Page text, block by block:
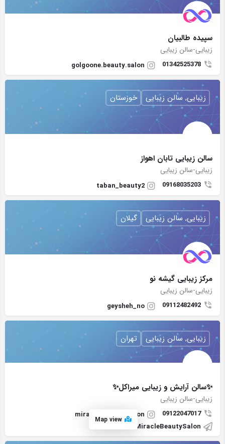
سپیده طالبیان
زیبایی-سالن زیبایی
01342525378
golgoone.beauty.salon
سالن زیبایی تابان اهواز
زیبایی-سالن زیبایی
09168035203
taban_beauty2
زیبایی, سالن زیبایی خوزستان
مرکز زیبایی گیشه نو
زیبایی-سالن زیبایی
09112482492
geysheh_no
زیبایی, سالن زیبایی گیلان
✨سالن آرایش و زیبایی میراکل✨
زیبایی-سالن زیبایی
09122047017
miracle.beauty_salon
MiracleBeautySalon
زیبایی, سالن زیبایی تهران
Map view